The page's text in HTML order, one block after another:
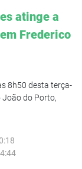
atinge a
Frederico
8h50 desta terça-
João do Porto,